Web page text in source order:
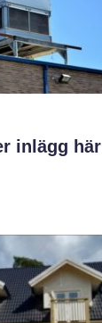
inlägg här